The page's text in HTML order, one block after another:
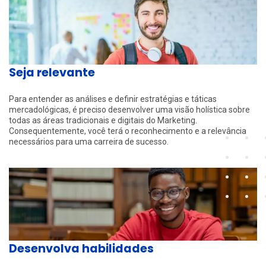
Seja relevante
Para entender as análises e definir estratégias e táticas
mercadológicas, é preciso desenvolver uma visão holística sobre
todas as áreas tradicionais e digitais do Marketing.
Consequentemente, você terá o reconhecimento e a relevância
necessários para uma carreira de sucesso.
Desenvolva habilidades